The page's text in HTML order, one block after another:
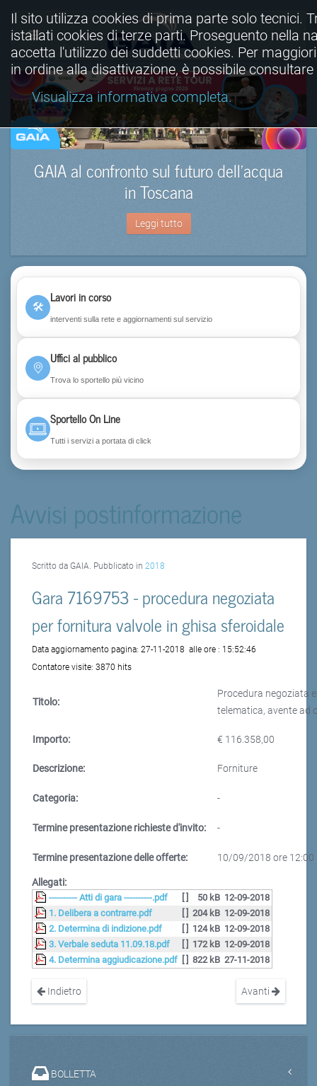
GAIA al confronto sul futuro dell’acqua
in Toscana
Leggi tutto
🛠
Lavori in corso
interventi sulla rete e aggiornamenti sul servizio
Uffici al pubblico
Trova lo sportello più vicino
Sportello On Line
Tutti i servizi a portata di click
Avvisi postinformazione
Scritto da GAIA. Pubblicato in 2018
Gara 7169753 - procedura negoziata
per fornitura valvole in ghisa sferoidale
Data aggiornamento pagina: 27-11-2018 alle ore : 15:52:46
Contatore visite: 3870 hits
Titolo:
Procedura negoziata
telematica, avente ad
Importo: € 116.358,00
Descrizione: Forniture
Categoria: -
Termine presentazione richieste d'invito: -
Termine presentazione delle offerte: 10/09/2018 ore 12:00
Allegati:
---------- Atti di gara ----------.pdf 50 kB 12-09-2018
1. Delibera a contrarre.pdf
204 kB 12-09-2018
2. Determina di indizione.pdf
124 kB 12-09-2018
3. Verbale seduta 11.09.18.pdf
172 kB 12-09-2018
4. Determina aggiudicazione.pdf
822 kB 27-11-2018
Indietro Avanti
BOLLETTA
Il sito utilizza cookies di prima parte solo tecnici.
istallati cookies di terze parti. Proseguento nella
accetta l'utilizzo dei suddetti cookies. Per
in ordine alla disattivazione, è possibile
Visualizza informativa completa.